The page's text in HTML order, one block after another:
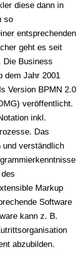
diese dann in
so
entsprechenden
geht es seit
Die Business
dem Jahr 2001
Version BPMN 2.0
veröffentlicht.
inkl.
Das
und verständlich
Markup
Software
kann z. B.
abzubilden.